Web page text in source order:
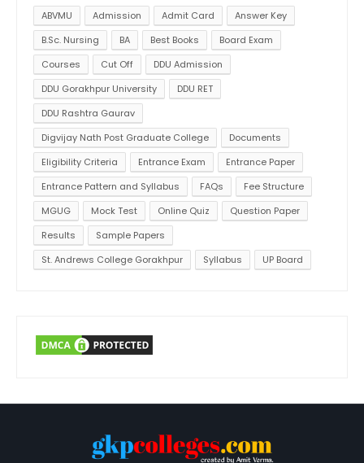
ABVMU Admission Admit Card
Answer Key
B.Sc. Nursing
BA Best Books
Board Exam
Courses
Cut Off
DDU Admission
DDU Gorakhpur University
DDU RET
DDU Rashtra Gaurav
Digvijay Nath Post Graduate College
Documents
Eligibility Criteria
Entrance Exam
Entrance Paper
Entrance Pattern and Syllabus
FAQs
Fee Structure
MGUG
Mock Test Online Quiz
Question Paper
Results
Sample Papers
St. Andrews College Gorakhpur
Syllabus UP Board